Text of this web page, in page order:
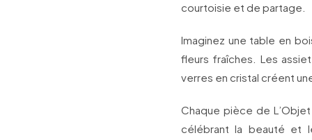
courtoisie et de partage.
Imaginez une table en
fleurs fraîches. Les
verres en cristal créent
Chaque pièce de
célébrant la beauté et